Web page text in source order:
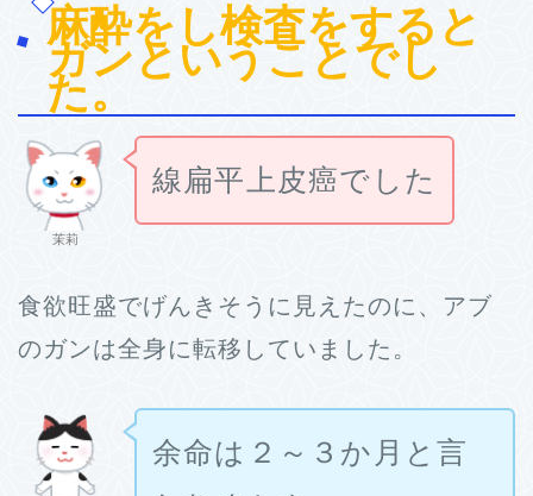
麻酔をし検査をすると
ガンということでし
た。
茉莉
線扁平上皮癌でした
食欲旺盛でげんきそうに見えたのに、アブ
のガンは全身に転移していました。
余命は２～３か月と言